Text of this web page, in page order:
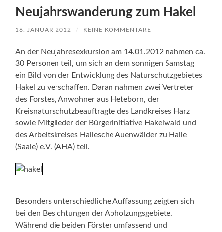
Neujahrswanderung zum Hakel
16. JANUAR 2012 / KEINE KOMMENTARE
An der Neujahresexkursion am 14.01.2012 nahmen ca.
30 Personen teil, um sich an dem sonnigen Samstag
ein Bild von der Entwicklung des Naturschutzgebietes
Hakel zu verschaffen. Daran nahmen zwei Vertreter
des Forstes, Anwohner aus Heteborn, der
Kreisnaturschutzbeauftragte des Landkreises Harz
sowie Mitglieder der Bürgerinitiative Hakelwald und
des Arbeitskreises Hallesche Auenwälder zu Halle
(Saale) e.V. (AHA) teil.
Besonders unterschiedliche Auffassung zeigten sich
bei den Besichtungen der Abholzungsgebiete.
Während die beiden Förster umfassend und